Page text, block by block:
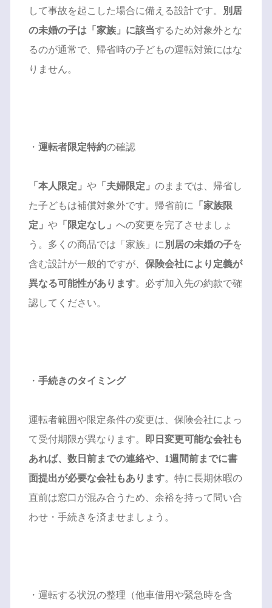
して事故を起こした場合に備える設計です。
別居
の未婚の子は「家族」に該当するため対象外とな
るのが通常で、帰省時の子どもの運転対策にはな
りません。
・ 運転者限定特約の確認
「本人限定」 や「夫婦限定」 のままでは、帰省し
た子どもは補償対象外です。帰省前に
「家族限
定」 や「限定なし」 への変更を完了させましょ
う。多くの商品では「家族」に 別居の未婚の子を
含む設計が一般的ですが、 保険会社により定義が
異なる可能性があります。必ず加入先の約款で確
認してください。
・ 手続きのタイミング
運転者範囲や限定条件の変更は、保険会社によっ
て受付期限が異なります。
即日変更可能な会社も
あれば、数日前までの連絡や、1週間前までに書
面提出が必要な会社もあります。特に長期休暇の
直前は窓口が混み合うため、余裕を持って問い合
わせ・手続きを済ませましょう。
・運転する状況の整理（他車借用や緊急時を含